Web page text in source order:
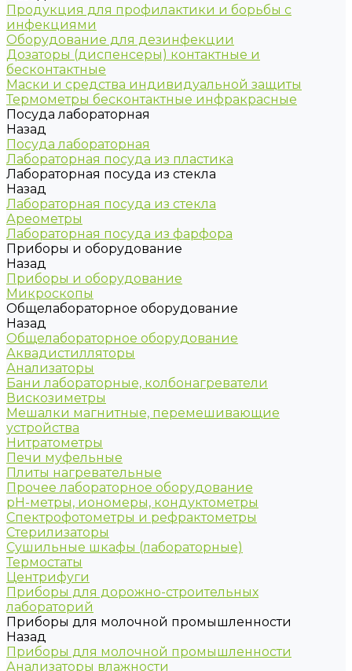
Продукция для профилактики и борьбы с
инфекциями
Оборудование для дезинфекции
Дозаторы (диспенсеры) контактные и
бесконтактные
Маски и средства индивидуальной защиты
Термометры бесконтактные инфракрасные
Посуда лабораторная
Назад
Посуда лабораторная
Лабораторная посуда из пластика
Лабораторная посуда из стекла
Назад
Лабораторная посуда из стекла
Ареометры
Лабораторная посуда из фарфора
Приборы и оборудование
Назад
Приборы и оборудование
Микроскопы
Общелабораторное оборудование
Назад
Общелабораторное оборудование
Аквадистилляторы
Анализаторы
Бани лабораторные, колбонагреватели
Вискозиметры
Мешалки магнитные, перемешивающие
устройства
Нитратометры
Печи муфельные
Плиты нагревательные
Прочее лабораторное оборудование
рН-метры, иономеры, кондуктометры
Спектрофотометры и рефрактометры
Стерилизаторы
Сушильные шкафы (лабораторные)
Термостаты
Центрифуги
Приборы для дорожно-строительных
лабораторий
Приборы для молочной промышленности
Назад
Приборы для молочной промышленности
Анализаторы влажности